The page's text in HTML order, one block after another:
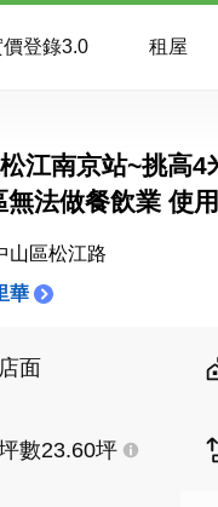
價登錄3.0 租屋
江南京站~挑高4
無法做餐飲業 使
山區松江路
華
面
數23.60坪